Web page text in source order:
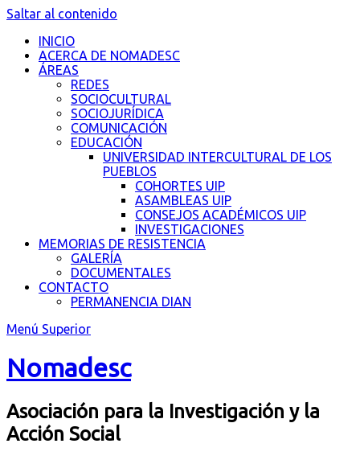
Saltar al contenido
INICIO
ACERCA DE NOMADESC
ÁREAS
REDES
SOCIOCULTURAL
SOCIOJURÍDICA
COMUNICACIÓN
EDUCACIÓN
UNIVERSIDAD INTERCULTURAL DE LOS
PUEBLOS
COHORTES UIP
ASAMBLEAS UIP
CONSEJOS ACADÉMICOS UIP
INVESTIGACIONES
MEMORIAS DE RESISTENCIA
GALERÍA
DOCUMENTALES
CONTACTO
PERMANENCIA DIAN
Menú Superior
Nomadesc
Asociación para la Investigación y la
Acción Social